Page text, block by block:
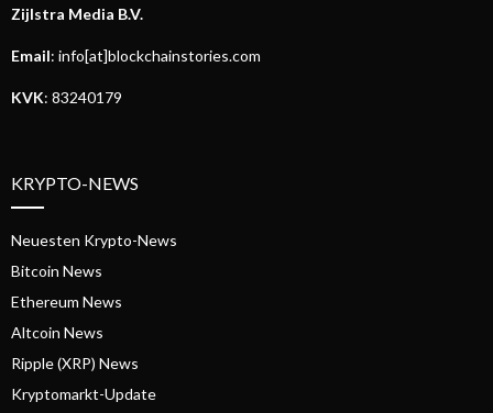
Zijlstra Media B.V.
Email: info[at]blockchainstories.com
KVK: 83240179
KRYPTO-NEWS
Neuesten Krypto-News
Bitcoin News
Ethereum News
Altcoin News
Ripple (XRP) News
Kryptomarkt-Update